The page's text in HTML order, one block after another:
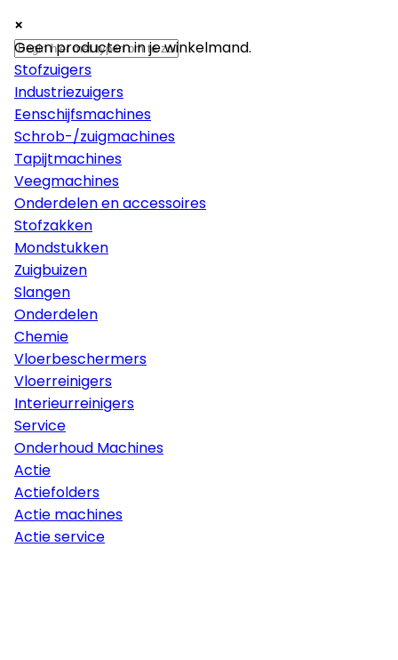
×
Machines
Stofzuigers
Industriezuigers
Eenschijfsmachines
Schrob-/zuigmachines
Tapijtmachines
Veegmachines
Onderdelen en accessoires
Stofzakken
Mondstukken
Zuigbuizen
Slangen
Onderdelen
Chemie
Vloerbeschermers
Vloerreinigers
Interieurreinigers
Service
Onderhoud Machines
Actie
Actiefolders
Actie machines
Actie service
×
×
Geen producten in je winkelmand.